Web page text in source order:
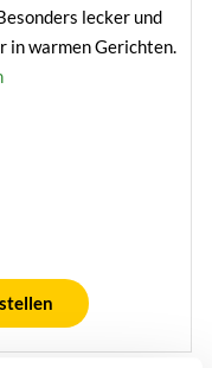
lecker und
in warmen Gerichten.